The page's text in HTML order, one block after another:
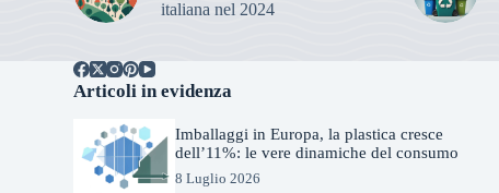
italiana nel 2024
Articoli in evidenza
Imballaggi in Europa, la plastica cresce
dell’11%: le vere dinamiche del consumo
8 Luglio 2026